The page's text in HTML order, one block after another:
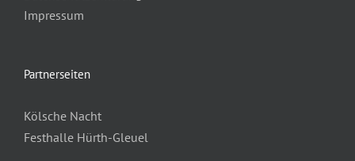
Impressum
Partnerseiten
Kölsche Nacht
Festhalle Hürth-Gleuel